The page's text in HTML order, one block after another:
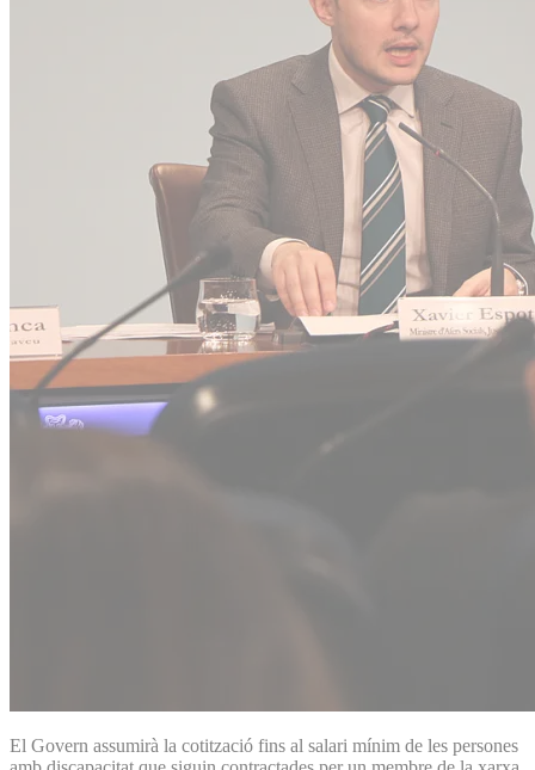
El Govern assumirà la cotització fins al salari mínim de les persones